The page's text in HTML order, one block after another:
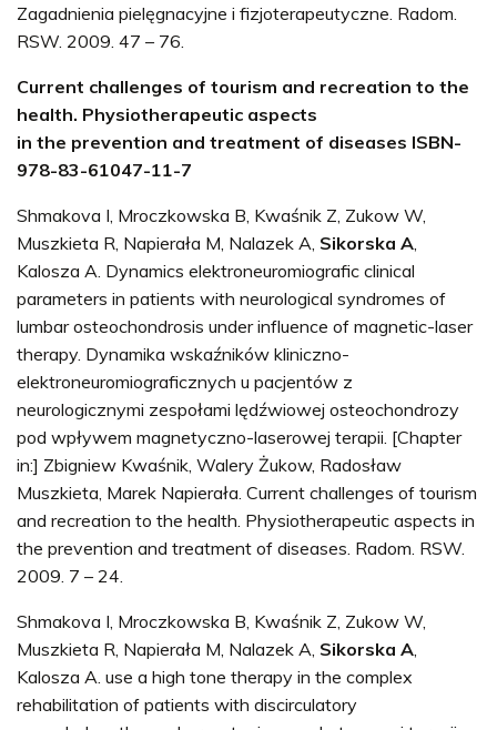
Zagadnienia pielęgnacyjne i fizjoterapeutyczne. Radom.
RSW. 2009. 47 – 76.
Current challenges of tourism and recreation to the
health. Physiotherapeutic aspects
in the prevention and treatment of diseases ISBN-
978-83-61047-11-7
Shmakova I, Mroczkowska B, Kwaśnik Z, Zukow W,
Muszkieta R, Napierała M, Nalazek A, Sikorska A
Kalosza A. Dynamics elektroneuromiografic clinical
parameters in patients with neurological syndromes of
lumbar osteochondrosis under influence of magnetic-laser
therapy. Dynamika wskaźników kliniczno-
elektroneuromiograficznych u pacjentów z
neurologicznymi zespołami lędźwiowej osteochondrozy
pod wpływem magnetyczno-laserowej terapii. [Chapter
in:] Zbigniew Kwaśnik, Walery Żukow, Radosław
Muszkieta, Marek Napierała. Current challenges of tourism
and recreation to the health. Physiotherapeutic aspects in
the prevention and treatment of diseases. Radom. RSW.
2009. 7 – 24.
Shmakova I, Mroczkowska B, Kwaśnik Z, Zukow W,
Muszkieta R, Napierała M, Nalazek A, Sikorska A
Kalosza A. use a high tone therapy in the complex
rehabilitation of patients with discirculatory